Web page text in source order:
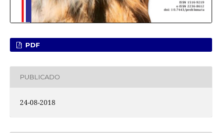
PDF
PUBLICADO
24-08-2018